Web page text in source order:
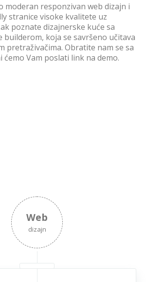
moderan responzivan web dizajn i
stranice visoke kvalitete uz
poznate dizajnerske kuće sa
builderom, koja se savršeno učitava
pretraživačima. Obratite nam se sa
ćemo Vam poslati link na demo.
Web
dizajn